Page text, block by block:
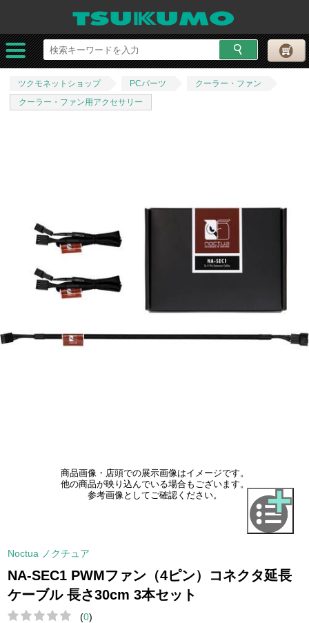
ツクモネットショップ PCパーツ
クーラー・ファン
クーラー・ファン用アクセサリー
商品画像・店頭での展示画像はイメージです。
他の商品が映り込んでいる場合もございます。
参考画像としてご確認ください。
Noctua ノクチュア
NA-SEC1 PWMファン（4ピン）コネクタ延長
ケーブル 長さ30cm 3本セット
(0)